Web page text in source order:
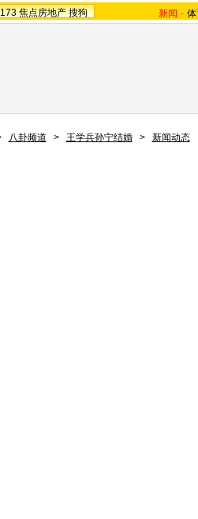
焦点房地产 搜狗 新闻 -
八卦频道 > 王学兵孙宁结婚 > 新闻动态